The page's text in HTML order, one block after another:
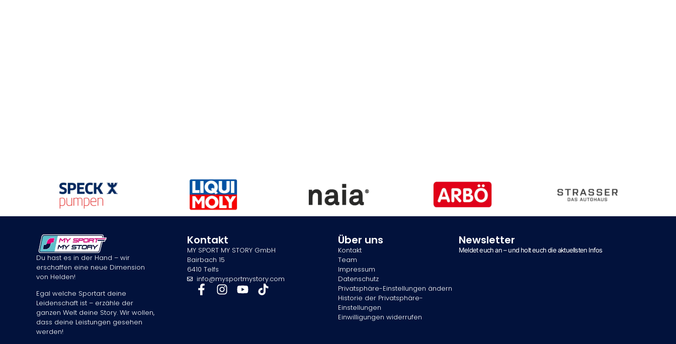
Du hast es in der Hand – wir
erschaffen eine neue Dimension
von Helden!
Egal welche Sportart deine
Leidenschaft ist – erzähle der
ganzen Welt deine Story. Wir wollen,
dass deine Leistungen gesehen
werden!
Kontakt
MY SPORT MY STORY GmbH
Bairbach 15
6410 Telfs
info@mysportmystory.com
Über uns
Kontakt
Team
Impressum
Datenschutz
Privatsphäre-Einstellungen ändern
Historie der Privatsphäre-
Einstellungen
Einwilligungen widerrufen
Newsletter
Meldet euch an – und holt euch die aktuellsten Infos